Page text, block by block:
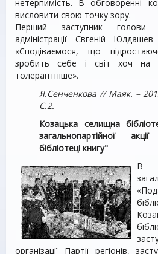
нетерпимість. В обговоренні
висловити свою точку зору.
Перший заступник голови
адміністрації Євгеній
«Сподіваємося, що
зробить себе і світ хоч на
толерантніше».
Я.Сенченкова // Маяк. –
С.2.
Козацька селищна
загальнопартійної
бібліотеці книгу"
В
організації Партії регіонів,